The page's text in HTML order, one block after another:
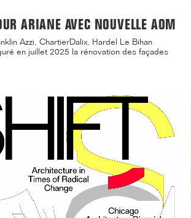
ARIANE AVEC NOUVELLE AOM
Azzi, ChartierDalix, Hardel Le Bihan
en juillet 2025 la rénovation des façades